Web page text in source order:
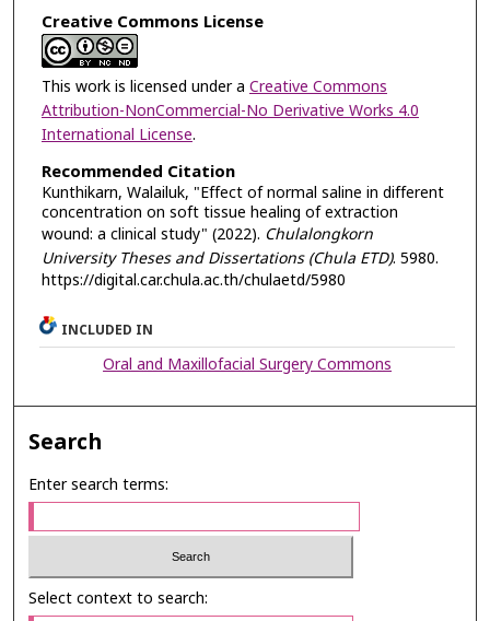
Creative Commons License
This work is licensed under a Creative Commons
Attribution-NonCommercial-No Derivative Works 4.0
International License.
Recommended Citation
Kunthikarn, Walailuk, "Effect of normal saline in different
concentration on soft tissue healing of extraction
wound: a clinical study" (2022). Chulalongkorn
University Theses and Dissertations (Chula ETD). 5980.
https://digital.car.chula.ac.th/chulaetd/5980
INCLUDED IN
Oral and Maxillofacial Surgery Commons
Search
Enter search terms:
Select context to search: